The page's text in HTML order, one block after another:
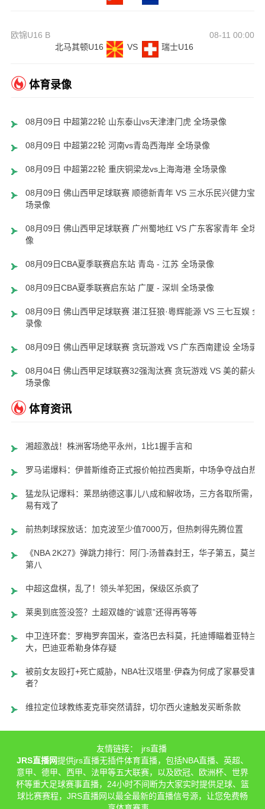
欧锦U16 B
08-11 00:00
北马其顿U16
VS 瑞士U16
体育录像
08月09日 中超第22轮 山东泰山vs天津津门虎 全场录像
08月09日 中超第22轮 河南vs青岛西海岸 全场录像
08月09日 中超第22轮 重庆铜梁龙vs上海海港 全场录像
08月09日 佛山西甲足球联赛 顺德新青年 VS 三水乐民兴健力宝 全
场录像
08月09日 佛山西甲足球联赛 广州蜀地红 VS 广东客家青年 全场录
像
08月09日CBA夏季联赛启东站 青岛 - 江苏 全场录像
08月09日CBA夏季联赛启东站 广厦 - 深圳 全场录像
08月09日 佛山西甲足球联赛 湛江狂狼·粵辉能源 VS 三七互娱 全
录像
08月09日 佛山西甲足球联赛 贪玩游戏 VS 广东西南建设 全场录像
08月04日 佛山西甲足球联赛32强淘汰赛 贪玩游戏 VS 美的薪火
场录像
体育资讯
湘超激战！株洲客场绝平永州，1比1握手言和
罗马诺爆料：伊普斯维奇正式报价帕拉西奥斯，中场争夺战白热化
猛龙队记爆料：莱昂纳德这事儿八成和解收场，三方各取所需，交
易有戏了
前热刺球探放话：加克波至少值7000万，但热刺得先腾位置
《NBA 2K27》弹跳力排行：阿门-汤普森封王，华子第五，莫兰特
第八
中超这盘棋，乱了！领头羊犯困，保级区杀疯了
莱奥到底签没签？土超双雄的“诚意”还得再等等
中卫连环套：罗梅罗奔国米，查洛巴去科莫，托迪博瞄着亚特兰
大，巴迪亚希勒身体存疑
被前女友殴打+死亡威胁，NBA壮汉塔里·伊森为何成了家暴受害
者？
维拉定位球教练麦克菲突然请辞，切尔西火速触发买断条款
友情链接：
jrs直播
JRS直播网提供jrs直播无插件体育直播，包括NBA直播、英超、
意甲、德甲、西甲、法甲等五大联赛，以及欧冠、欧洲杯、世界
杯等重大足球赛事直播，24小时不间断为大家实时提供足球、篮
球比赛赛程，JRS直播网以最全最新的直播信号源，让您免费畅